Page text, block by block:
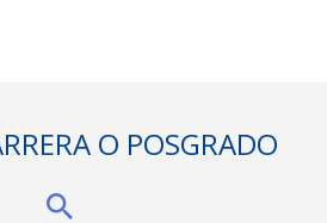
O POSGRADO